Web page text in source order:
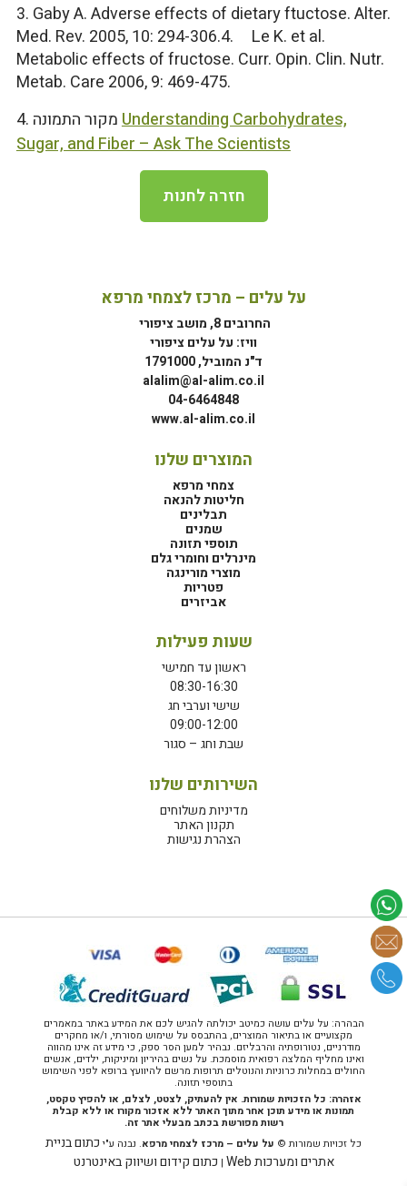
3. Gaby A. Adverse effects of dietary ftuctose. Alter.
Med. Rev. 2005, 10: 294-306.4. Le K. et al.
Metabolic effects of fructose. Curr. Opin. Clin. Nutr.
Metab. Care 2006, 9: 469-475.
Understanding Carbohydrates,
Sugar, and Fiber – Ask The Scientists
חזרה לחנות
על עלים – מרכז לצמחי מרפא
החרובים 8, מושב ציפורי
וויז: על עלים ציפורי
ד"נ המוביל, 1791000
alalim@al-alim.co.il
04-6464848
www.al-alim.co.il
המוצרים שלנו
צמחי מרפא
חליטות להנאה
תבלינים
שמנים
תוספי תזונה
מינרלים וחומרי גלם
מוצרי מורינגה
פטריות
אביזרים
שעות פעילות
ראשון עד חמישי
08:30-16:30
שישי וערבי חג
09:00-12:00
שבת וחג – סגור
השירותים שלנו
מדיניות משלוחים
תקנון האתר
הצהרת נגישות
הבהרה: על עלים עושה כמיטב יכולתה להגיש לכם את המידע באתר במאמרים
מקצועיים או בתיאור המוצרים, בהתבסס על שימוש מסורתי, ו/או מחקרים
מודרניים, נטורופתיה והרבליזם. נבהיר למען הסר ספק, כי מידע זה אינו מהווה
ואינו מחליף המלצה רפואית מוסמכת. על נשים בהיריון ומיניקות, ילדים, אנשים
החולים במחלות כרוניות והנוטלים תרופות מרשם להיוועץ ברופא לפני השימוש
בתוספי תזונה.
אזהרה: כל הזכויות שמורות. אין להעתיק, לצטט, לצלם, או להפיץ טקסט,
תמונות או מידע תוכן אחר מתוך האתר ללא אזכור מקורו או ללא קבלת
רשות מפורשת בכתב מבעלי אתר זה.
כל זכויות שמורות © על עלים – מרכז לצמחי מרפא. נבנה ע"יכתום בניית
אתרים ומערכות Web
| כתום קידום ושיווק באינטרנט